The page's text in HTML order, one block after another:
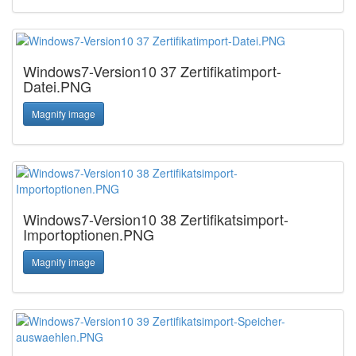
Windows7-Version10 37 Zertifikatimport-
Datei.PNG
Magnify image
Windows7-Version10 38 Zertifikatsimport-
Importoptionen.PNG
Magnify image